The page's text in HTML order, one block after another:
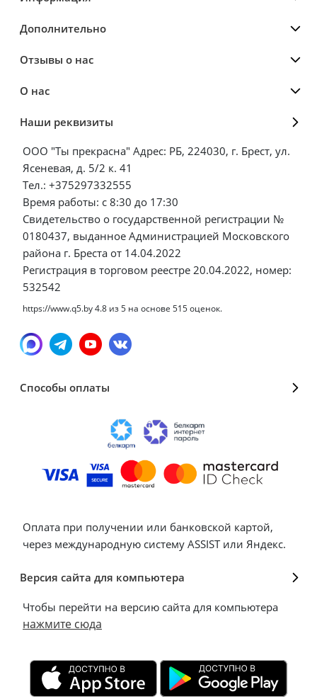
Дополнительно
Отзывы о нас
О нас
Наши реквизиты
ООО "Ты прекрасна" Адрес: РБ, 224030, г. Брест, ул.
Ясеневая, д. 5/2 к. 41
Тел.: +375297332555
Время работы: с 8:30 до 17:30
Свидетельство о государственной регистрации №
0180437, выданное Администрацией Московского
района г. Бреста от 14.04.2022
Регистрация в торговом реестре 20.04.2022, номер:
532542
https://www.q5.by4.8 из5 на основе 515оценок.
Способы оплаты
Оплата при получении или банковской картой,
через международную систему ASSIST или Яндекс.
Версия сайта для компьютера
Чтобы перейти на версию сайта для компьютера
нажмите сюда